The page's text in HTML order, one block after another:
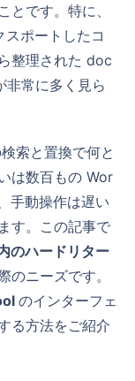
とです。特に、
ポートしたコ
整理された doc
常に多く見ら
は数百もの Wor
手動操作は遅い
す。この記事で
のハードリター
のニーズです。
のインターフェ
る方法をご紹介